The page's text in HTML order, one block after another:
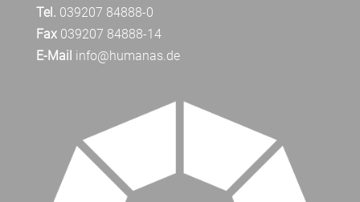
Tel. 039207 84888-0
Fax039207 84888-14
E-Mail info@humanas.de